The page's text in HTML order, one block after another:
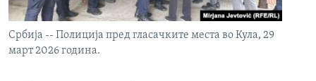
Србија -- Полиција пред гласачките места во Кула, 29
март 2026 година.